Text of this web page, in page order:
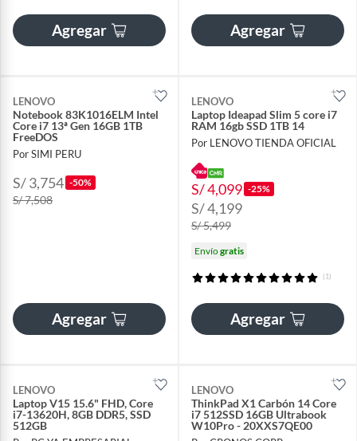
Agregar Agregar
LENOVO
Notebook 83K1016ELM Intel
Core i7 13ª Gen 16GB 1TB
FreeDOS
Por SIMI PERU
S/ 3,754 -50%
S/ 7,508
Agregar
LENOVO
Laptop Ideapad Slim 5 core i7
RAM 16gb SSD 1TB 14
Por LENOVO TIENDA OFICIAL
S/ 4,099 -25%
S/ 4,199
S/ 5,499
Envíogratis
(1)
Agregar
LENOVO
Laptop V15 15.6" FHD, Core
i7-13620H, 8GB DDR5, SSD
512GB
LENOVO
ThinkPad X1 Carbón 14 Core
i7 512SSD 16GB Ultrabook
W10Pro - 20XXS7QE00